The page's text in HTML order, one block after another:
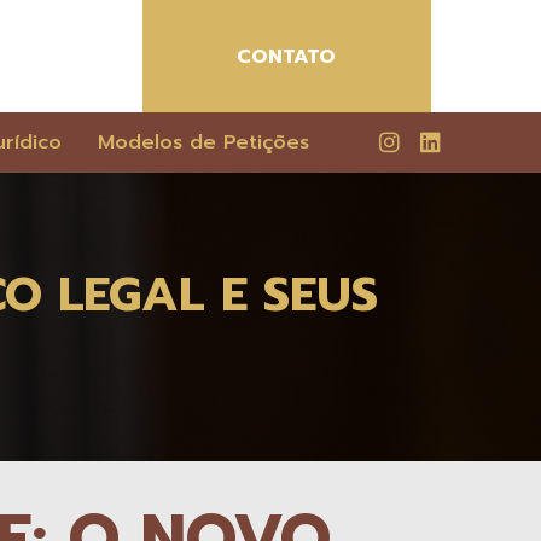
CONTATO
Modelos de Petições
LEGAL E SEUS